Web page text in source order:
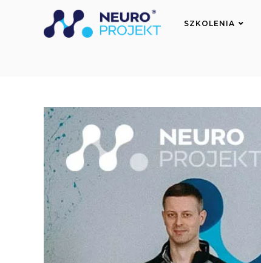
SZKOLENIA